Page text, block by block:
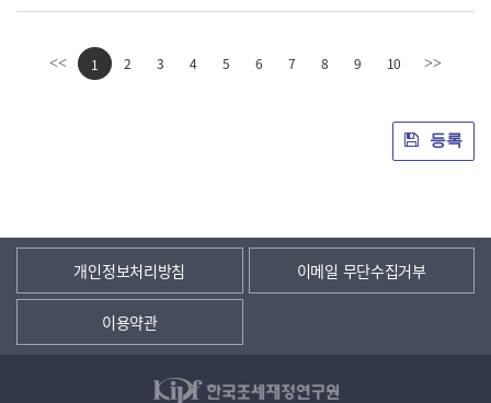
<< 1 2 3 4 5 6 7 8 9 10 >>
등록
개인정보처리방침 이메일 무단수집거부
이용약관